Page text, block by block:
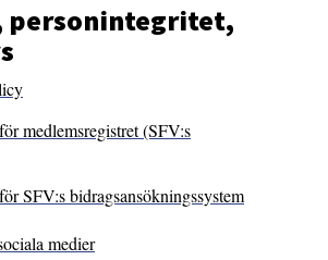
personintegritet,
medlemsregistret (SFV:s
SFV:s bidragsansökningssystem
medier